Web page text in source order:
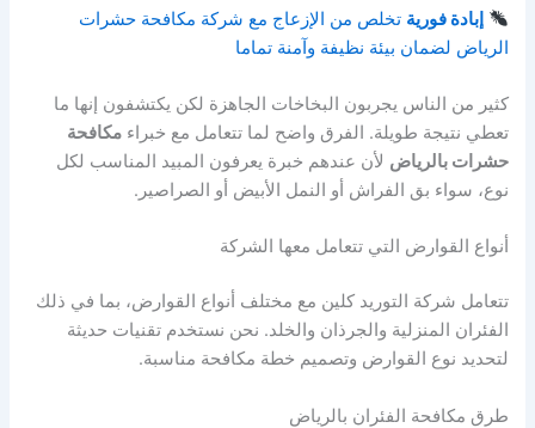
إبادة فورية تخلص من الإزعاج مع شركة مكافحة حشرات
الرياض لضمان بيئة نظيفة وآمنة تماما
كثير من الناس يجربون البخاخات الجاهزة لكن يكتشفون إنها ما
تعطي نتيجة طويلة. الفرق واضح لما تتعامل مع خبراءمكافحة
حشرات بالرياض لأن عندهم خبرة يعرفون المبيد المناسب لكل
نوع، سواء بق الفراش أو النمل الأبيض أو الصراصير.
أنواع القوارض التي تتعامل معها الشركة
تتعامل شركة التوريد كلين مع مختلف أنواع القوارض، بما في ذلك
الفئران المنزلية والجرذان والخلد. نحن نستخدم تقنيات حديثة
لتحديد نوع القوارض وتصميم خطة مكافحة مناسبة.
طرق مكافحة الفئران بالرياض